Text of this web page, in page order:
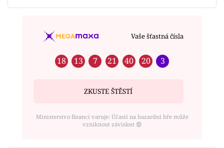
Vaše šťastná čísla
18 13 7 21 40 20 3
ZKUSTE ŠTĚSTÍ
Ministerstvo financí varuje: Účastí na hazardní hře může
vzniknout závislost ⑱